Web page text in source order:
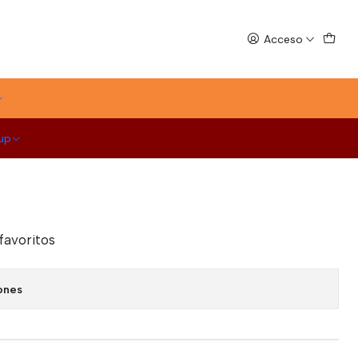
Acceso
Grapefruit 200 ml x 24
desarrollada para coctelería y combinados. Formato